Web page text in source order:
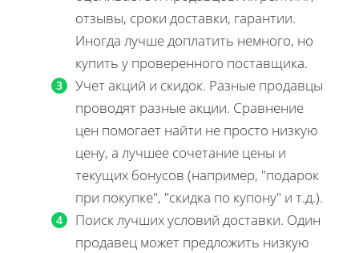
отзывы, сроки доставки, гарантии.
Иногда лучше доплатить немного, но
купить у проверенного поставщика.
Учет акций и скидок. Разные продавцы
проводят разные акции. Сравнение
цен помогает найти не просто низкую
цену, а лучшее сочетание цены и
текущих бонусов (например, "подарок
при покупке", "скидка по купону" и т.д.).
Поиск лучших условий доставки. Один
продавец может предложить низкую